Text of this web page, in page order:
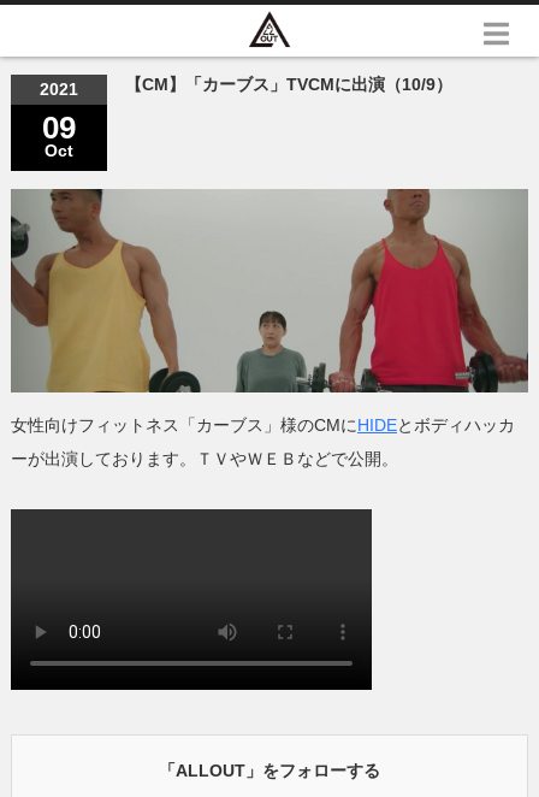
2021
09
Oct
【CM】「カーブス」TVCMに出演（10/9）
女性向けフィットネス「カーブス」様のCMにHIDEとボディハッカ
ーが出演しております。ＴＶやＷＥＢなどで公開。
「ALLOUT」をフォローする